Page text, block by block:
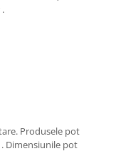
Produsele pot
Dimensiunile pot